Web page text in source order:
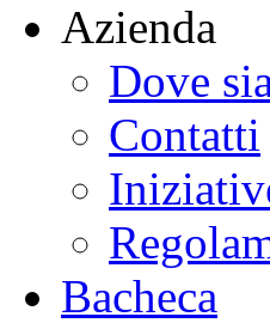
Azienda
Dove
Contatti
Bacheca